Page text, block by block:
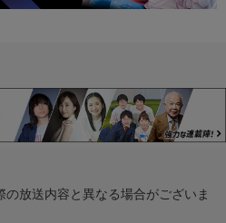
放送内容と異なる場合がございま